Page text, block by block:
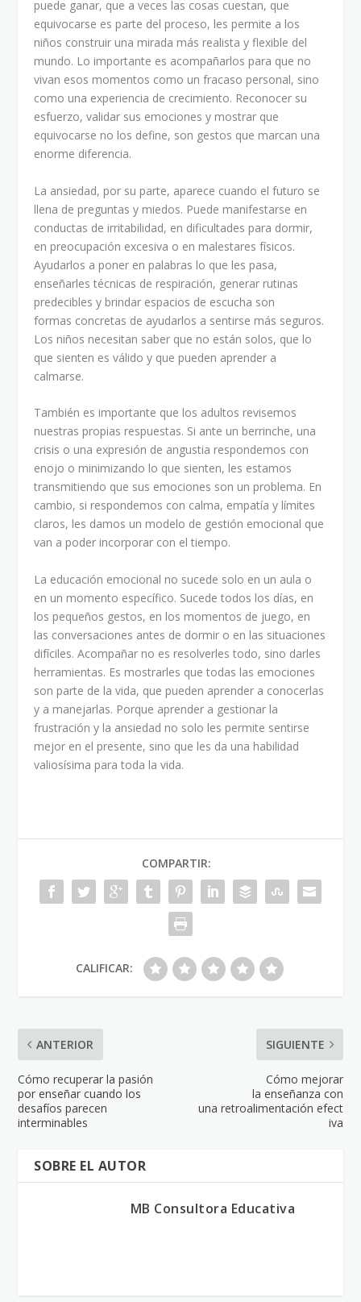
puede ganar, que a veces las cosas cuestan, que
equivocarse es parte del proceso, les permite a los
niños construir una mirada más realista y flexible del
mundo. Lo importante es acompañarlos para que no
vivan esos momentos como un fracaso personal, sino
como una experiencia de crecimiento. Reconocer su
esfuerzo, validar sus emociones y mostrar que
equivocarse no los define, son gestos que marcan una
enorme diferencia.
La ansiedad, por su parte, aparece cuando el futuro se
llena de preguntas y miedos. Puede manifestarse en
conductas de irritabilidad, en dificultades para dormir,
en preocupación excesiva o en malestares físicos.
Ayudarlos a poner en palabras lo que les pasa,
enseñarles técnicas de respiración, generar rutinas
predecibles y brindar espacios de escucha son
formas concretas de ayudarlos a sentirse más seguros.
Los niños necesitan saber que no están solos, que lo
que sienten es válido y que pueden aprender a
calmarse.
También es importante que los adultos revisemos
nuestras propias respuestas. Si ante un berrinche, una
crisis o una expresión de angustia respondemos con
enojo o minimizando lo que sienten, les estamos
transmitiendo que sus emociones son un problema. En
cambio, si respondemos con calma, empatía y límites
claros, les damos un modelo de gestión emocional que
van a poder incorporar con el tiempo.
La educación emocional no sucede solo en un aula o
en un momento específico. Sucede todos los días, en
los pequeños gestos, en los momentos de juego, en
las conversaciones antes de dormir o en las situaciones
difíciles. Acompañar no es resolverles todo, sino darles
herramientas. Es mostrarles que todas las emociones
son parte de la vida, que pueden aprender a conocerlas
y a manejarlas. Porque aprender a gestionar la
frustración y la ansiedad no solo les permite sentirse
mejor en el presente, sino que les da una habilidad
valiosísima para toda la vida.
COMPARTIR:
CALIFICAR:
ANTERIOR
Cómo recuperar la pasión
por enseñar cuando los
desafíos parecen
interminables
SIGUIENTE
Cómo mejorar
la enseñanza con
una retroalimentación efect
iva
SOBRE EL AUTOR
MB Consultora Educativa